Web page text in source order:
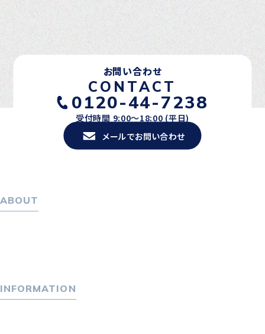
お問い合わせ
CONTACT
0120-44-7238
受付時間 9:00〜18:00 (平日)
メールでお問い合わせ
ABOUT
INFORMATION